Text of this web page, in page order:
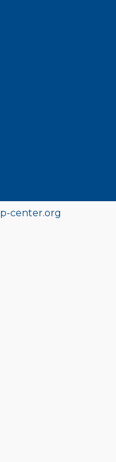
center.org